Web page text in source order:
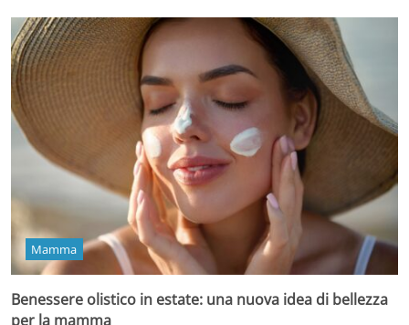
Mamma
Benessere olistico in estate: una nuova idea di bellezza
per la mamma